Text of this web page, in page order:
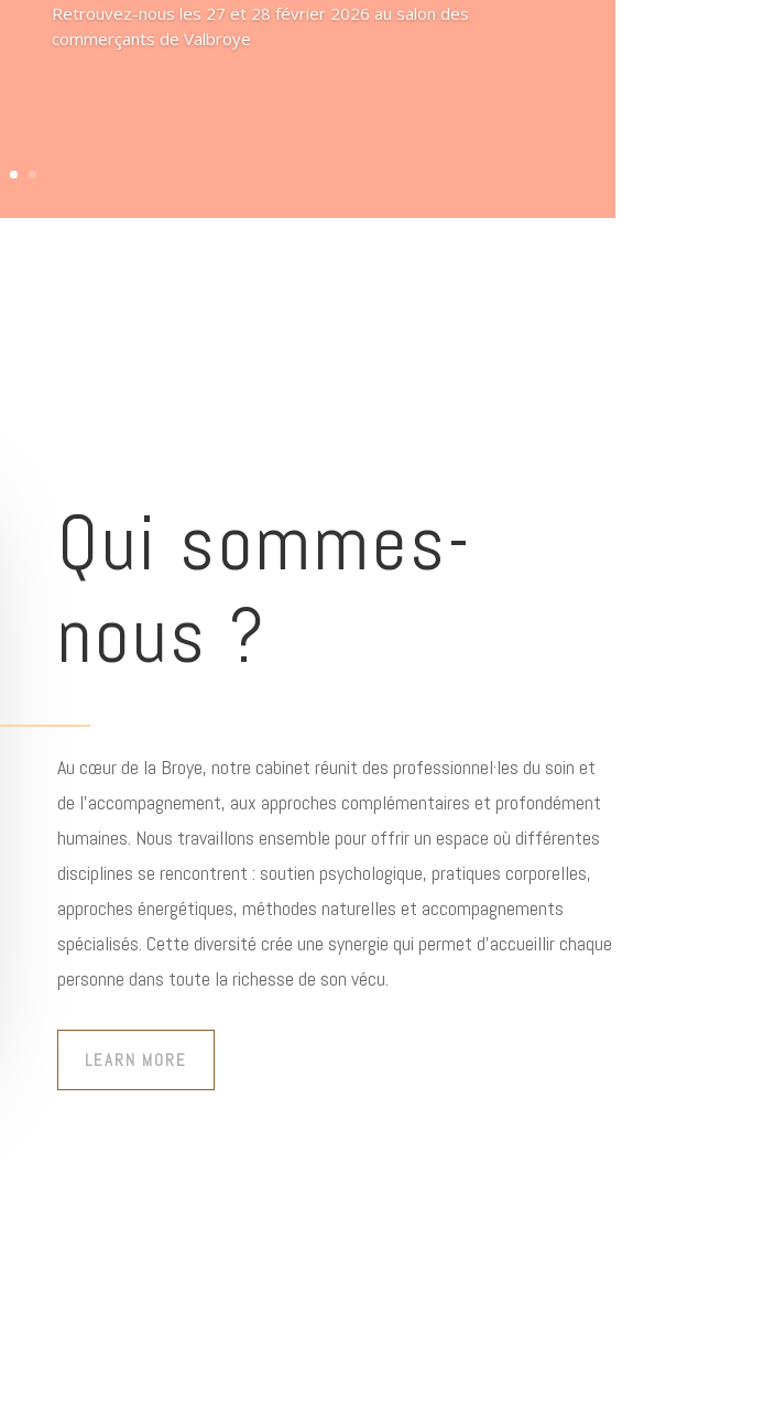
Retrouvez-nous les 27 et 28 février 2026 au salon des
commerçants de Valbroye
Qui sommes-
nous ?
Au cœur de la Broye, notre cabinet réunit des professionnel·les du soin et
de l’accompagnement, aux approches complémentaires et profondément
humaines. Nous travaillons ensemble pour offrir un espace où différentes
disciplines se rencontrent : soutien psychologique, pratiques corporelles,
approches énergétiques, méthodes naturelles et accompagnements
spécialisés. Cette diversité crée une synergie qui permet d’accueillir chaque
personne dans toute la richesse de son vécu.
LEARN MORE